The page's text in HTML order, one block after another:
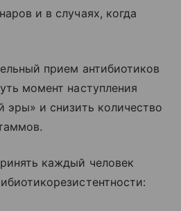
и в случаях, когда
прием антибиотиков
момент наступления
эры» и снизить количество
каждый человек